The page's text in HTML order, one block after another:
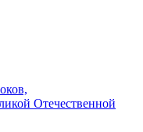
Отечественной